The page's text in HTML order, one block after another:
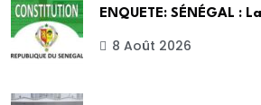
ENQUETE: SÉNÉGAL :
8 Août 2026